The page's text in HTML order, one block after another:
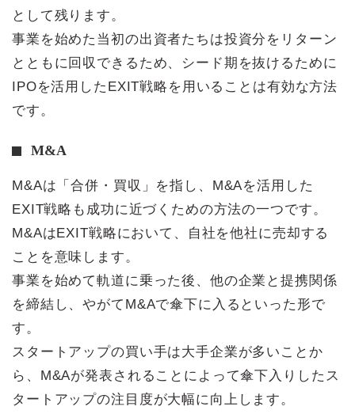
として残ります。
事業を始めた当初の出資者たちは投資分をリターン
とともに回収できるため、シード期を抜けるために
IPOを活用したEXIT戦略を用いることは有効な方法
です。
M&A
M&Aは「合併・買収」を指し、M&Aを活用した
EXIT戦略も成功に近づくための方法の一つです。
M&AはEXIT戦略において、自社を他社に売却する
ことを意味します。
事業を始めて軌道に乗った後、他の企業と提携関係
を締結し、やがてM&Aで傘下に入るといった形で
す。
スタートアップの買い手は大手企業が多いことか
ら、M&Aが発表されることによって傘下入りしたス
タートアップの注目度が大幅に向上します。